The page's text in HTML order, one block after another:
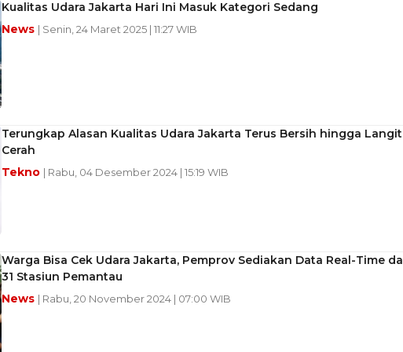
Kualitas Udara Jakarta Hari Ini Masuk Kategori Sedang
News | Senin, 24 Maret 2025 | 11:27 WIB
Terungkap Alasan Kualitas Udara Jakarta Terus Bersih hingga Langit
Cerah
Tekno | Rabu, 04 Desember 2024 | 15:19 WIB
Warga Bisa Cek Udara Jakarta, Pemprov Sediakan Data Real-Time
31 Stasiun Pemantau
News | Rabu, 20 November 2024 | 07:00 WIB